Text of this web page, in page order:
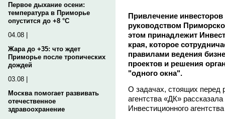
Первое дыхание осени:
температура в Приморье
опустится до +8 °C
04.08 |
Жара до +35: что ждет
Приморье после тропических
дождей
03.08 |
Москва помогает развивать
отечественное
здравоохранение
Привлечение
руководством
этом принадлежит
края, которое
правилами ведения
проектов и решения
"одного окна".
О задачах, стоящих перед
агентства «ДК»
Инвестиционного